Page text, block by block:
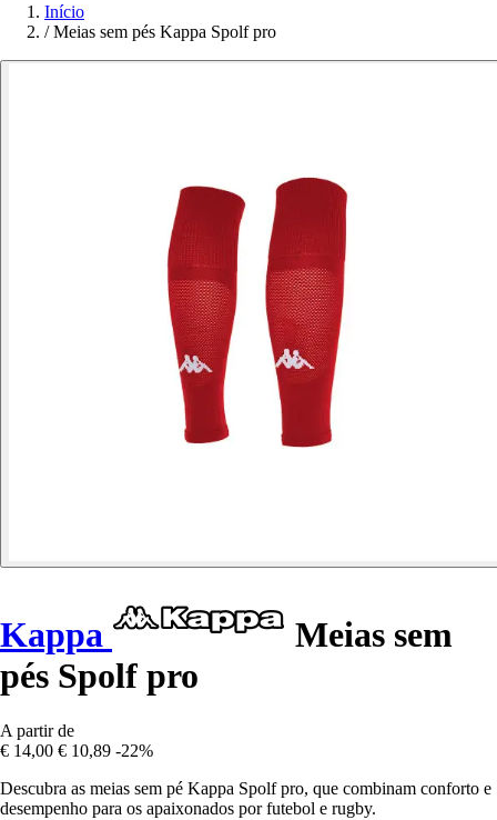
Início
/ Meias sem pés Kappa Spolf pro
Kappa
Meias sem
pés Spolf pro
A partir de
€ 14,00 € 10,89 -22%
Descubra as meias sem pé Kappa Spolf pro, que combinam conforto e
desempenho para os apaixonados por futebol e rugby.